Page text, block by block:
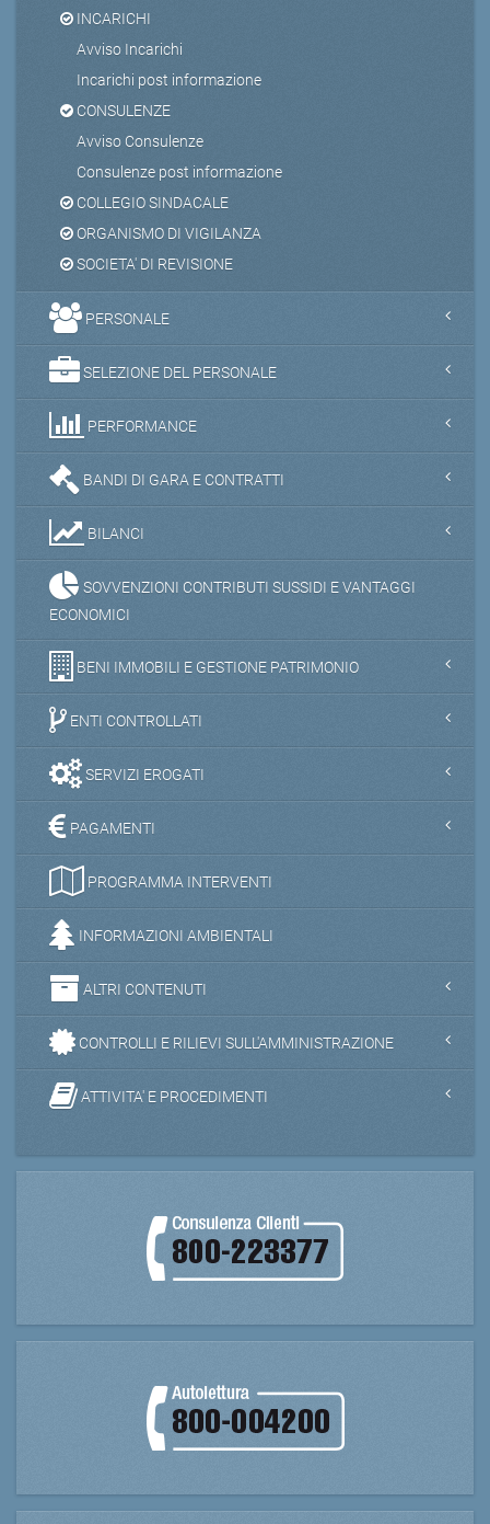
INCARICHI
Avviso Incarichi
Incarichi post informazione
CONSULENZE
Avviso Consulenze
Consulenze post informazione
COLLEGIO SINDACALE
ORGANISMO DI VIGILANZA
SOCIETA' DI REVISIONE
PERSONALE
SELEZIONE DEL PERSONALE
PERFORMANCE
BANDI DI GARA E CONTRATTI
BILANCI
SOVVENZIONI CONTRIBUTI SUSSIDI E VANTAGGI
ECONOMICI
BENI IMMOBILI E GESTIONE PATRIMONIO
ENTI CONTROLLATI
SERVIZI EROGATI
PAGAMENTI
PROGRAMMA INTERVENTI
INFORMAZIONI AMBIENTALI
ALTRI CONTENUTI
CONTROLLI E RILIEVI SULL'AMMINISTRAZIONE
ATTIVITA' E PROCEDIMENTI